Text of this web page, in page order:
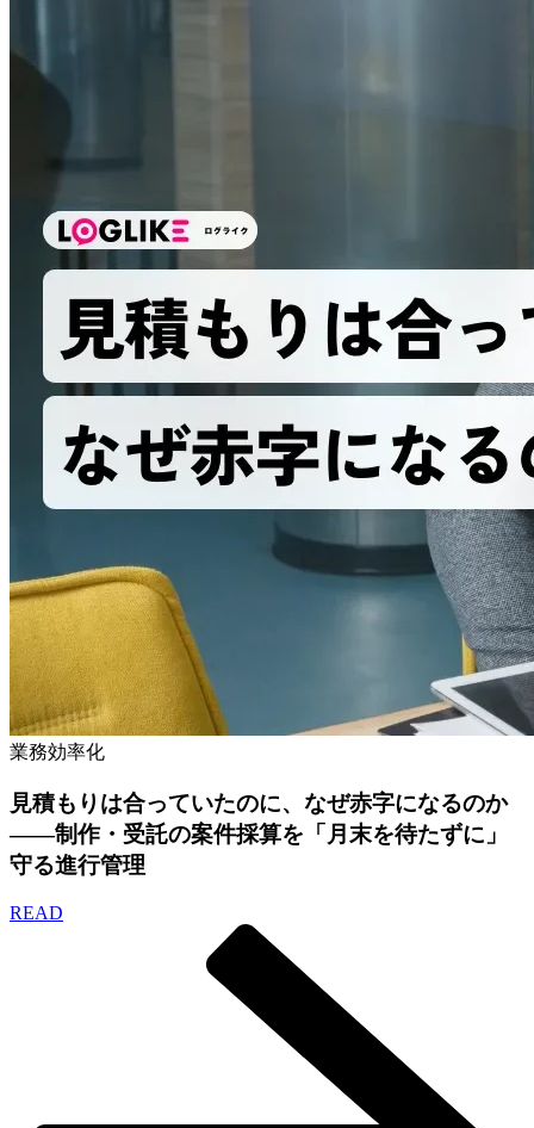
業務効率化
見積もりは合っていたのに、なぜ赤字になるのか
——制作・受託の案件採算を「月末を待たずに」
守る進行管理
READ